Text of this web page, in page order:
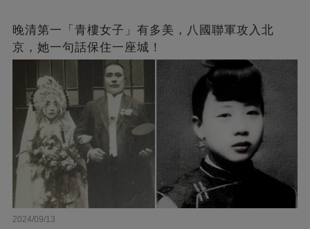
晚清第一「青樓女子」有多美，八國聯軍攻入北
京，她一句話保住一座城！
2024/09/13